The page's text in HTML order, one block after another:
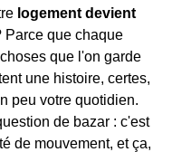
logement devient
Parce que chaque
que l'on garde
une histoire, certes,
peu votre quotidien.
de bazar : c'est
de mouvement, et ça,